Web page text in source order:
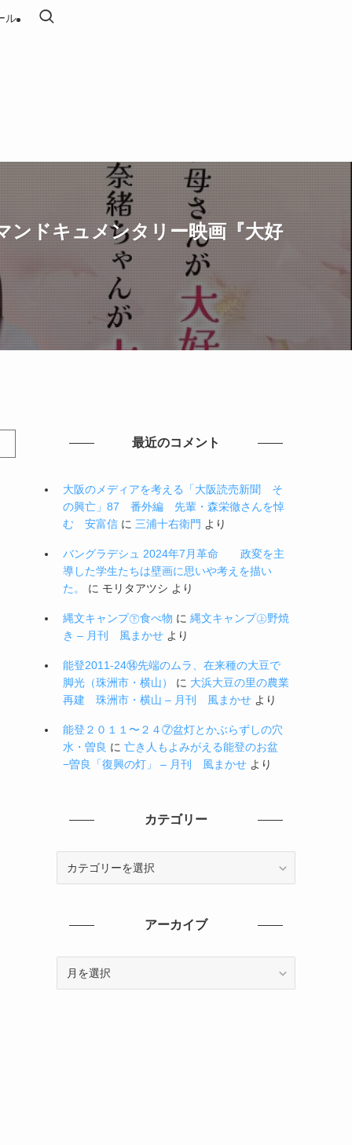
ル
ンドキュメンタリー映画『大好
最近のコメント
大阪のメディアを考える「大阪読売新聞 そ
の興亡」87 番外編 先輩・森栄徹さんを悼
む 安富信 に 三浦十右衛門 より
バングラデシュ 2024年7月革命 政変を主
導した学生たちは壁画に思いや考えを描い
た。
に モリタアツシ より
縄文キャンプ㊦食べ物 に 縄文キャンプ㊤野焼
き – 月刊 風まかせ より
能登2011-24⑭先端のムラ、在来種の大豆で
脚光（珠洲市・横山）
に 大浜大豆の里の農業
再建 珠洲市・横山 – 月刊 風まかせ より
能登２０１１〜２４⑦盆灯とかぶらずしの穴
水・曽良 に 亡き人もよみがえる能登のお盆
−曽良「復興の灯」 – 月刊 風まかせ より
カテゴリー
アーカイブ